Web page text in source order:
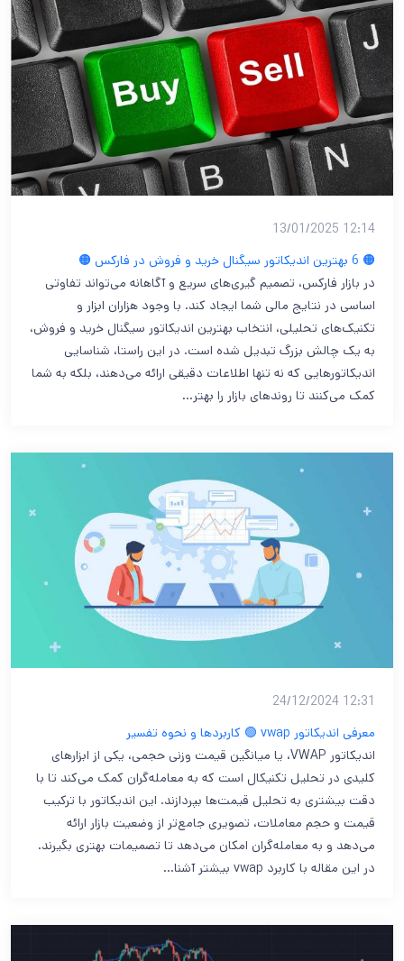
12:14 13/01/2025
🟠 6 بهترین اندیکاتور سیگنال خرید و فروش در فارکس 🟠
در بازار فارکس، تصمیم‌ گیری‌های سریع و آگاهانه می‌تواند تفاوتی
اساسی در نتایج مالی شما ایجاد کند. با وجود هزاران ابزار و
تکنیک‌های تحلیلی، انتخاب بهترین اندیکاتور سیگنال خرید و فروش،
به یک چالش بزرگ تبدیل شده است. در این راستا، شناسایی
اندیکاتورهایی که نه تنها اطلاعات دقیقی ارائه می‌دهند، بلکه به شما
کمک می‌کنند تا روندهای بازار را بهتر…
12:31 24/12/2024
معرفی اندیکاتور vwap 🟢 کاربردها و نحوه تفسیر
اندیکاتور VWAP، یا میانگین قیمت وزنی حجمی، یکی از ابزارهای
کلیدی در تحلیل تکنیکال است که به معامله‌گران کمک می‌کند تا با
دقت بیشتری به تحلیل قیمت‌ها بپردازند. این اندیکاتور با ترکیب
قیمت و حجم معاملات، تصویری جامع‌تر از وضعیت بازار ارائه
می‌دهد و به معامله‌گران امکان می‌دهد تا تصمیمات بهتری بگیرند.
در این مقاله با کاربرد vwap بیشتر آشنا…